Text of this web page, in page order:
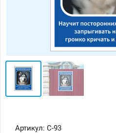
Артикул: С-93